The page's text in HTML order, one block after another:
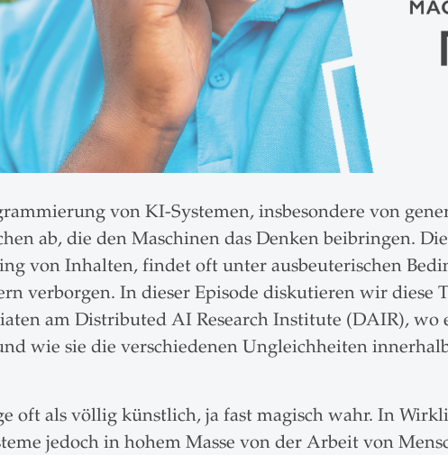
von KI-Systemen, insbesondere von
ab, die den Maschinen das Denken beibringen.
von Inhalten, findet oft unter ausbeuterischen
verborgen. In dieser Episode diskutieren wir diese
am Distributed AI Research Institute (DAIR),
wie sie die verschiedenen Ungleichheiten
oft als völlig künstlich, ja fast magisch wahr. In
jedoch in hohem Masse von der Arbeit von